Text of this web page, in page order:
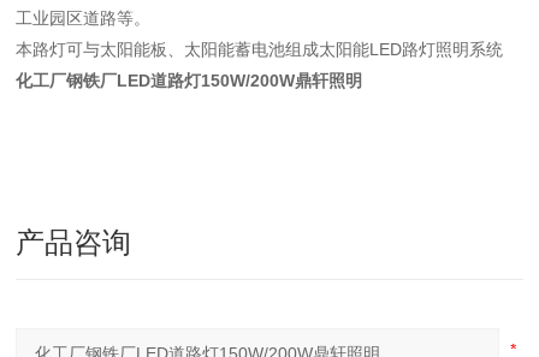
工业园区道路等。
本路灯可与太阳能板、太阳能蓄电池组成太阳能LED路灯照明系统
化工厂钢铁厂LED道路灯150W/200W鼎轩照明
产品咨询